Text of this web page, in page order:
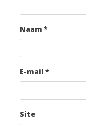
Naam *
E-mail *
Site